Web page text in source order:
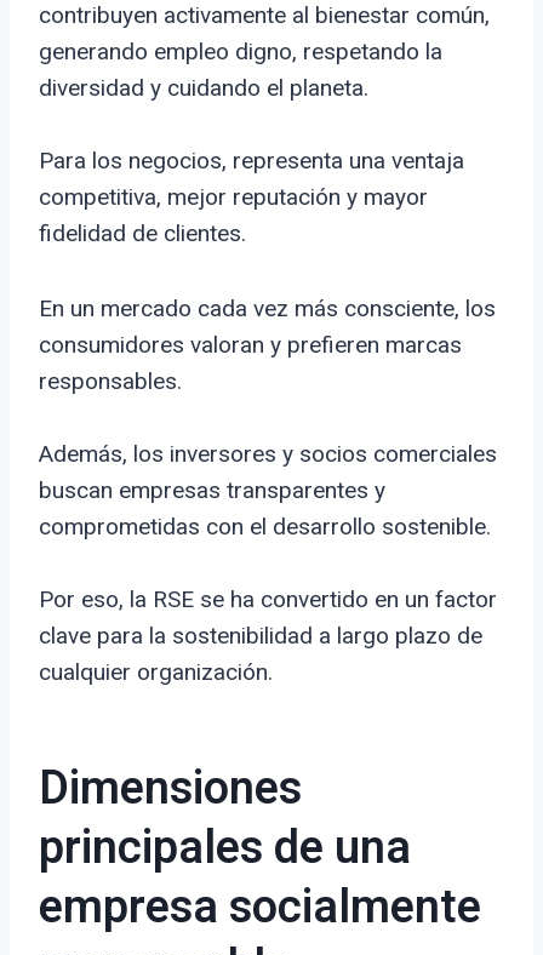
contribuyen activamente al bienestar común,
generando empleo digno, respetando la
diversidad y cuidando el planeta.
Para los negocios, representa una ventaja
competitiva, mejor reputación y mayor
fidelidad de clientes.
En un mercado cada vez más consciente, los
consumidores valoran y prefieren marcas
responsables.
Además, los inversores y socios comerciales
buscan empresas transparentes y
comprometidas con el desarrollo sostenible.
Por eso, la RSE se ha convertido en un factor
clave para la sostenibilidad a largo plazo de
cualquier organización.
Dimensiones
principales de una
empresa socialmente